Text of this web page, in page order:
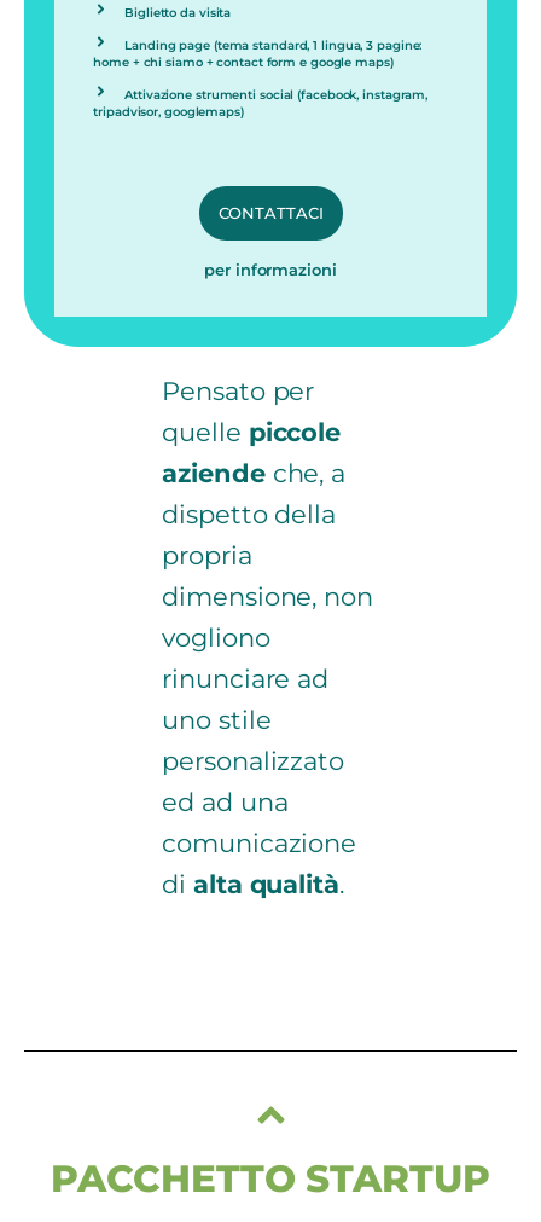
Biglietto da visita
Landing page (tema standard, 1 lingua, 3 pagine:
home + chi siamo + contact form e google maps)
Attivazione strumenti social (facebook, instagram,
tripadvisor, googlemaps)
CONTATTACI
per informazioni
Pensato per
quelle piccole
aziendeche, a
dispetto della
propria
dimensione, non
vogliono
rinunciare ad
uno stile
personalizzato
ed ad una
comunicazione
dialta qualità.
PACCHETTO STARTUP